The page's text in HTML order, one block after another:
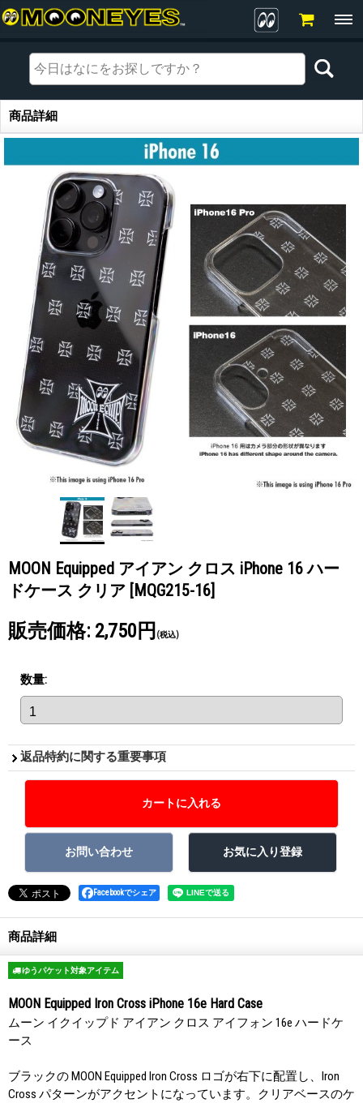
商品詳細
商品詳細
MOON Equipped アイアン クロス iPhone 16 ハー
ドケース クリア [MQG215-16]
販売価格: 2,750円 (税込)
数量:
返品特約に関する重要事項
Facebookでシェア
商品詳細
ゆうパケット対象アイテム
MOON Equipped Iron Cross iPhone 16e Hard Case
ムーン イクイップド アイアン クロス アイフォン 16e ハードケ
ース
ブラックの MOON Equipped Iron Cross ロゴが右下に配置し、Iron
Cross パターンがアクセントになっています。クリアベースのケ